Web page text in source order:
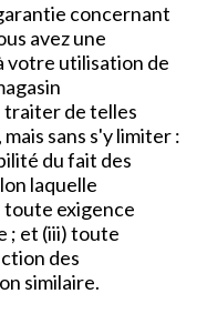
concernant
avez une
votre utilisation de
traiter de telles
sans s'y limiter :
du fait des
laquelle
toute exigence
; et (iii) toute
des
similaire.